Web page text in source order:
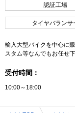
認証工場
タイヤバランサ
輸入大型バイクを中心に
スタム等なんでもお任せ下
受付時間：
10:00～18:00